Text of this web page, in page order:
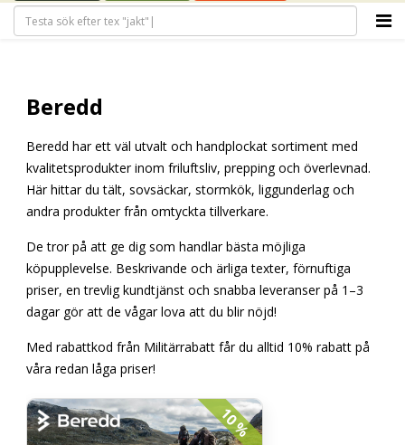
Beredd
Beredd har ett väl utvalt och handplockat sortiment med
kvalitetsprodukter inom friluftsliv, prepping och överlevnad.
Här hittar du tält, sovsäckar, stormkök, liggunderlag och
andra produkter från omtyckta tillverkare.
De tror på att ge dig som handlar bästa möjliga
köpupplevelse. Beskrivande och ärliga texter, förnuftiga
priser, en trevlig kundtjänst och snabba leveranser på 1–3
dagar gör att de vågar lova att du blir nöjd!
Med rabattkod från Militärrabatt får du alltid 10% rabatt på
våra redan låga priser!
10 %